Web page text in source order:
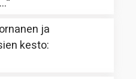
”
ja
kesto: